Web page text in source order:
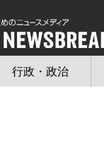
行政・政治